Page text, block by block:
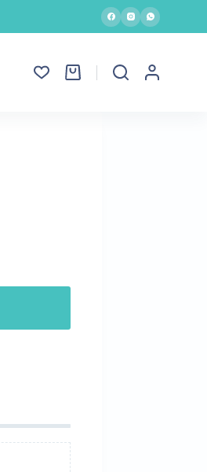
Coș